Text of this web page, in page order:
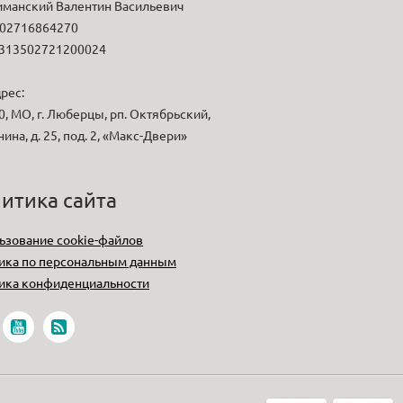
Валентин Васильевич
МО, г. Люберцы, рп. Октябрьский,
д. 25, под. 2, «Макс-Двери»
сайта
cookie-файлов
по персональным данным
конфиденциальности